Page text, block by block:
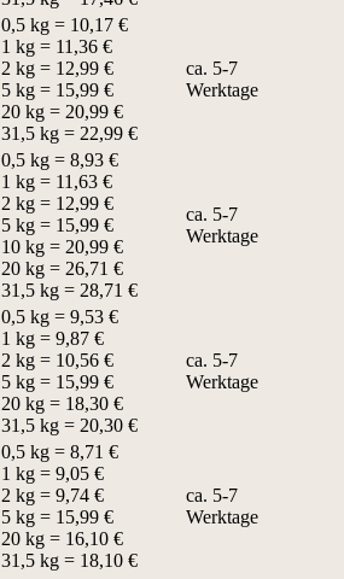
0,5 kg = 10,17 €
1 kg = 11,36 €
2 kg = 12,99 €
5 kg = 15,99 €
20 kg = 20,99 €
31,5 kg = 22,99 €
ca. 5-7
Werktage
0,5 kg = 8,93 €
1 kg = 11,63 €
2 kg = 12,99 €
5 kg = 15,99 €
10 kg = 20,99 €
20 kg = 26,71 €
31,5 kg = 28,71 €
ca. 5-7
Werktage
0,5 kg = 9,53 €
1 kg = 9,87 €
2 kg = 10,56 €
5 kg = 15,99 €
20 kg = 18,30 €
31,5 kg = 20,30 €
ca. 5-7
Werktage
0,5 kg = 8,71 €
1 kg = 9,05 €
2 kg = 9,74 €
5 kg = 15,99 €
20 kg = 16,10 €
31,5 kg = 18,10 €
ca. 5-7
Werktage